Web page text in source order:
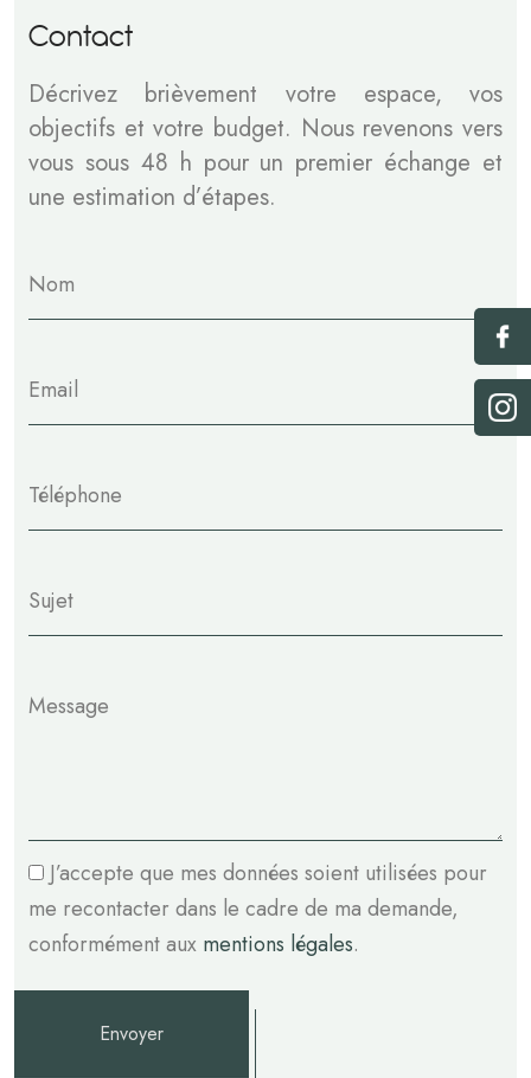
Contact
Décrivez brièvement votre espace, vos
objectifs et votre budget. Nous revenons vers
vous sous 48 h pour un premier échange et
une estimation d’étapes.
J’accepte que mes données soient utilisées pour
me recontacter dans le cadre de ma demande,
conformément aux mentions légales.
Envoyer